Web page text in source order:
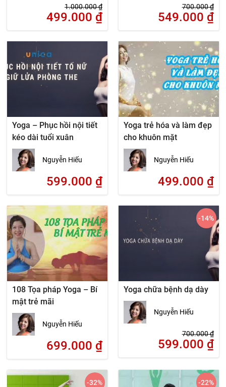
1.000.000₫
499.000 ₫
700.000₫
549.000 ₫
Yoga – Phục hồi nội tiết
kéo dài tuổi xuân
Nguyễn Hiếu
599.000 ₫
Yoga trẻ hóa và làm đẹp
cho khuôn mặt
Nguyễn Hiếu
499.000 ₫
108 Tọa pháp Yoga – Bí
mật trẻ mãi
Nguyễn Hiếu
699.000 ₫
Yoga chữa bệnh dạ dày
Nguyễn Hiếu
700.000₫
599.000 ₫
-14%
-32% -22%